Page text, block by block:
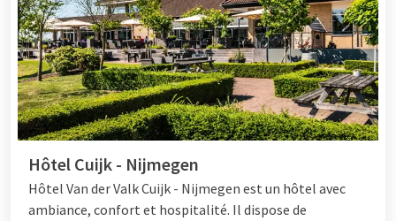
Hôtel Cuijk - Nijmegen
Hôtel Van der Valk Cuijk - Nijmegen est un hôtel avec
ambiance, confort et hospitalité. Il dispose de